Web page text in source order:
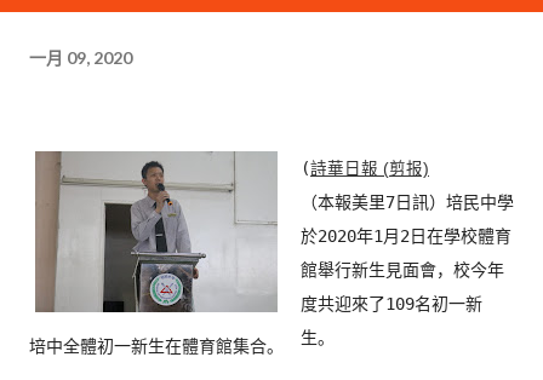
一月 09, 2020
培中全體初一新生在體育館集合。
(
（本報美里7日訊） 培民中學
於2020年1月2日在學校體育
館舉行新生見面會， 校今年
度共迎來了109名初一新
生。